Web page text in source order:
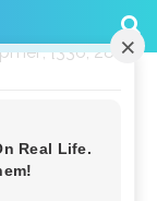
[]};
[336, 280],